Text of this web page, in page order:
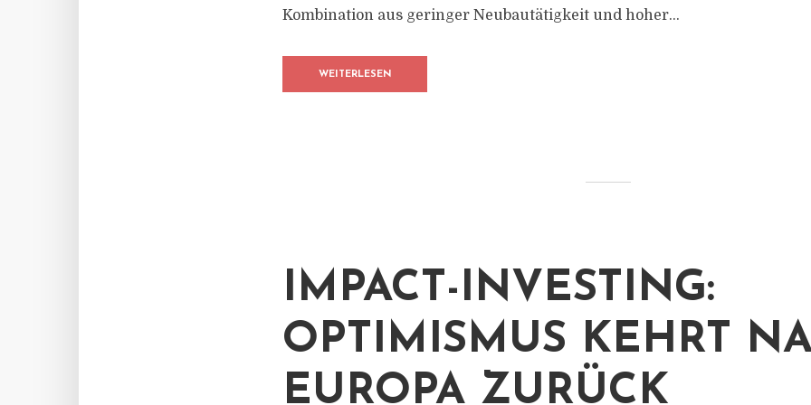
Kombination aus geringer Neubautätigkeit und hoher...
WEITERLESEN
IMPACT-INVESTING:
OPTIMISMUS KEHRT
EUROPA ZURÜCK